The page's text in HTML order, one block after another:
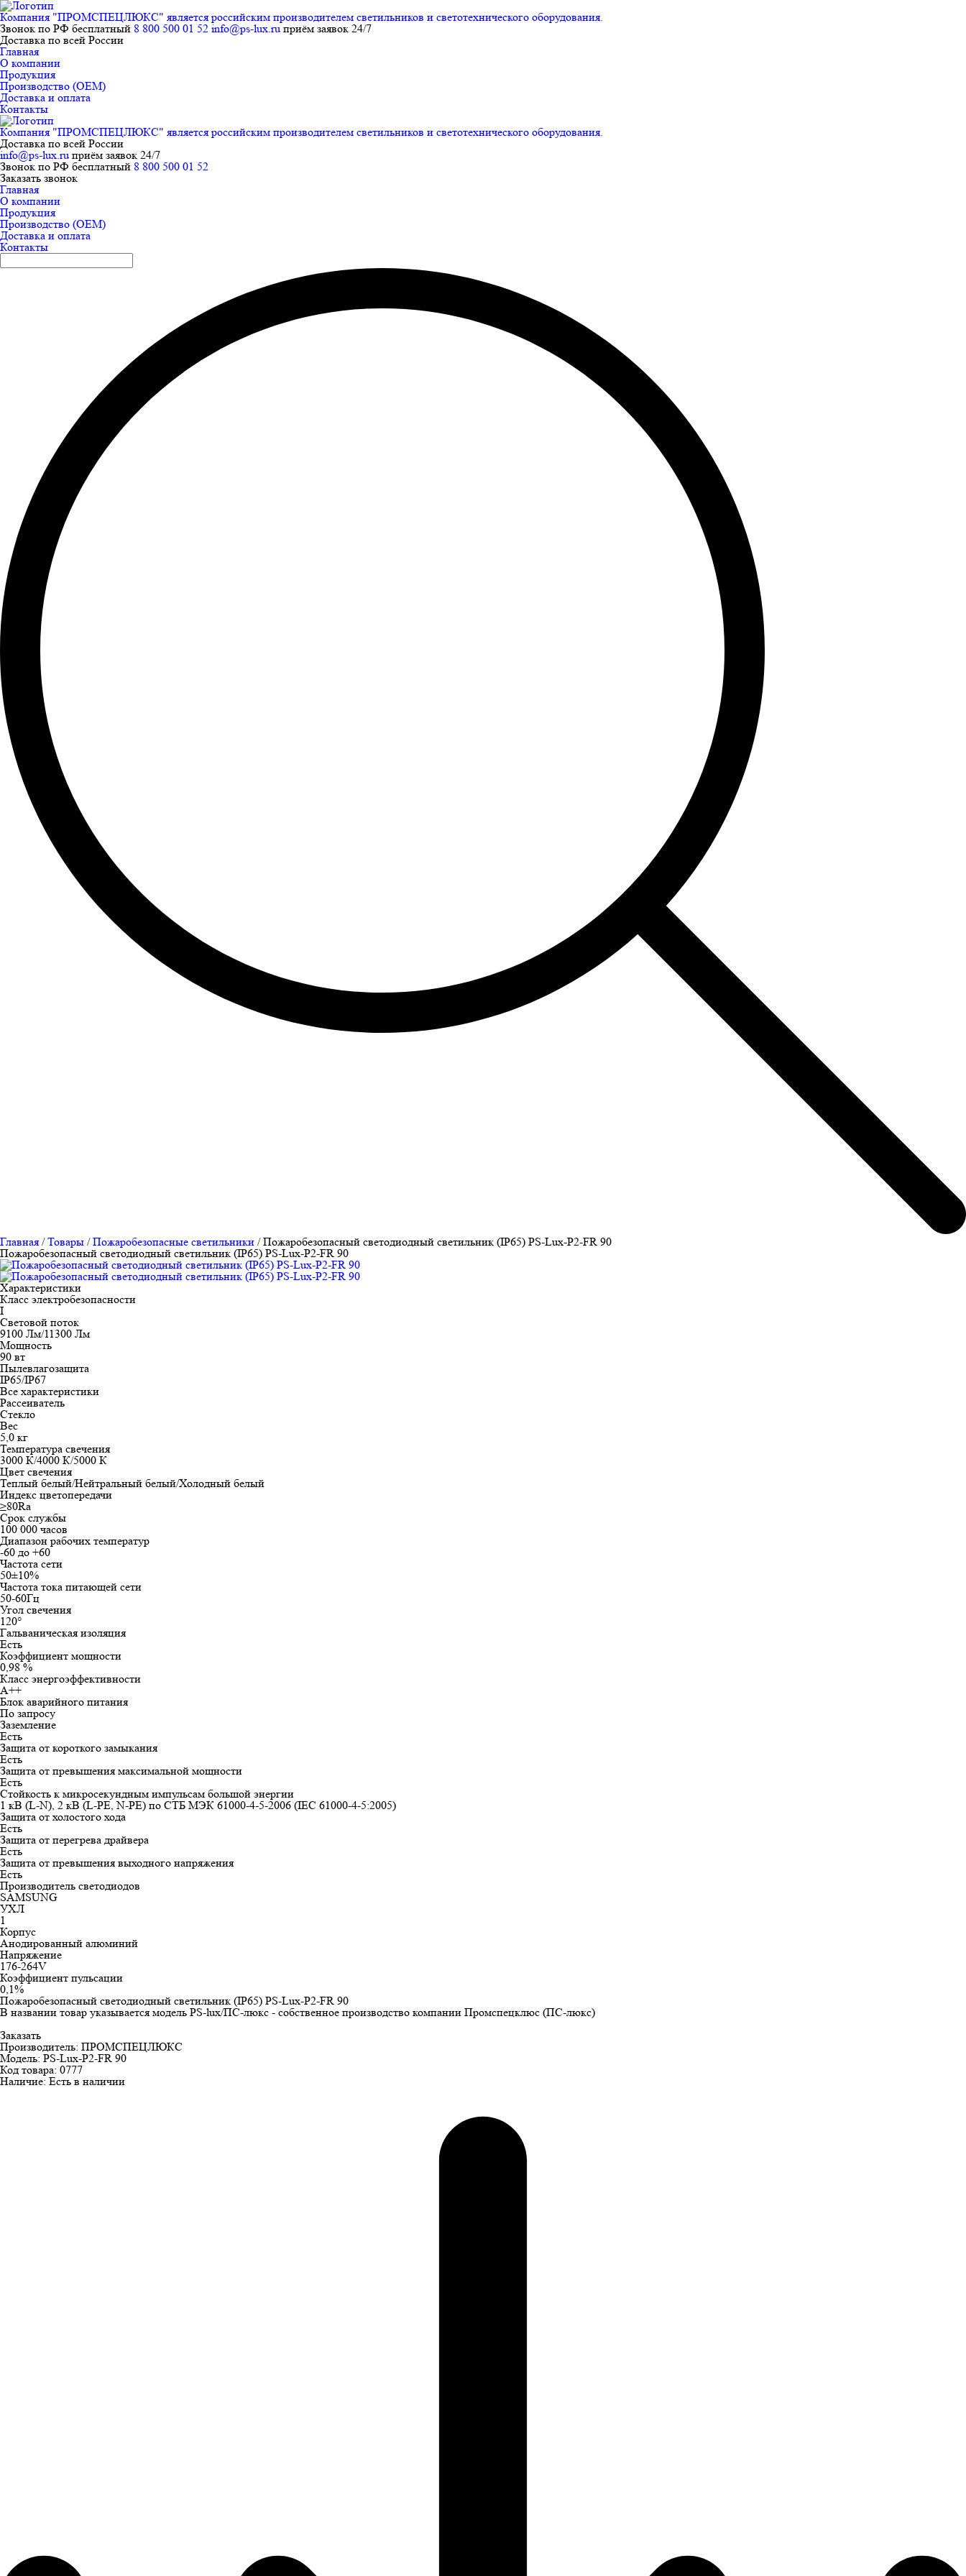
Компания "ПРОМСПЕЦЛЮКС" является российским производителем светильников и светотехнического оборудования.
Звонок по РФ бесплатный 8 800 500 01 52 info@ps-lux.ru приём заявок 24/7
Доставка по всей России
Главная
О компании
Продукция
Производство (ОЕМ)
Доставка и оплата
Контакты
Компания "ПРОМСПЕЦЛЮКС" является российским производителем светильников и светотехнического оборудования.
Доставка по всей России
info@ps-lux.ru приём заявок 24/7
Звонок по РФ бесплатный 8 800 500 01 52
Заказать звонок
Главная
О компании
Продукция
Производство (ОЕМ)
Доставка и оплата
Контакты
Главная /Товары /Пожаробезопасные светильники /Пожаробезопасный светодиодный светильник (IP65) PS-Lux-P2-FR 90
Пожаробезопасный светодиодный светильник (IP65) PS-Lux-P2-FR 90
Характеристики
Класс электробезопасности
I
Световой поток
9100 Лм/11300 Лм
Мощность
90 вт
Пылевлагозащита
IP65/IP67
Все характеристики
Рассеиватель
Стекло
Вес
5,0 кг
Температура свечения
3000 К/4000 К/5000 К
Цвет свечения
Теплый белый/Нейтральный белый/Холодный белый
Индекс цветопередачи
≥80Ra
Срок службы
100 000 часов
Диапазон рабочих температур
-60 до +60
Частота сети
50±10%
Частота тока питающей сети
50-60Гц
Угол свечения
120°
Гальваническая изоляция
Есть
Коэффициент мощности
0,98 %
Класс энергоэффективности
А++
Блок аварийного питания
По запросу
Заземление
Есть
Защита от короткого замыкания
Есть
Защита от превышения максимальной мощности
Есть
Стойкость к микросекундным импульсам большой энергии
1 кВ (L-N), 2 кВ (L-PE, N-PE) по СТБ МЭК 61000-4-5-2006 (IEC 61000-4-5:2005)
Защита от холостого хода
Есть
Защита от перегрева драйвера
Есть
Защита от превышения выходного напряжения
Есть
Производитель светодиодов
SAMSUNG
УХЛ
1
Корпус
Анодированный алюминий
Напряжение
176-264V
Коэффициент пульсации
0,1%
Пожаробезопасный светодиодный светильник (IP65) PS-Lux-P2-FR 90
В названии товар указывается модель PS-lux/ПС-люкс - собственное производство компании Промспецклюс (ПС-люкс)
Заказать
Производитель: ПРОМСПЕЦЛЮКС
Модель: PS-Lux-P2-FR 90
Код товара: 0777
Наличие: Есть в наличии